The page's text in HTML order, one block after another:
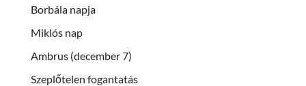
Borbála napja
Miklós nap
Ambrus (december 7)
Szeplőtelen fogantatás